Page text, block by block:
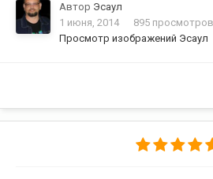
Автор Эсаул
1 июня, 2014
895 просмотров
Просмотр изображений Эсаул